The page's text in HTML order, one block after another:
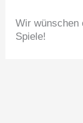
Wir wünschen
Spiele!